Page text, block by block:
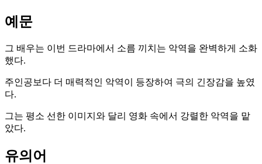
예문
그 배우는 이번 드라마에서 소름 끼치는 악역을 완벽하게 소화
했다.
주인공보다 더 매력적인 악역이 등장하여 극의 긴장감을 높였
다.
그는 평소 선한 이미지와 달리 영화 속에서 강렬한 악역을 맡
았다.
유의어